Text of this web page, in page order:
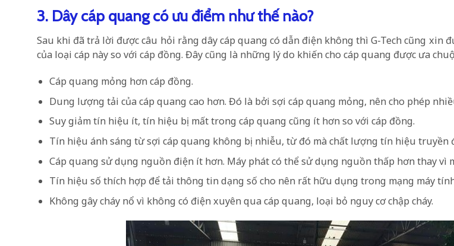
3. Dây cáp quang có ưu điểm như thế nào?
Sau khi đã trả lời được câu hỏi rằng dây cáp quang có dẫn điện không thì G-Tech cũng xin
của loại cáp này so với cáp đồng. Đây cũng là những lý do khiến cho cáp quang được ưa
Cáp quang mỏng hơn cáp đồng.
Dung lượng tải của cáp quang cao hơn. Đó là bởi sợi cáp quang mỏng, nên cho phép
Suy giảm tín hiệu ít, tín hiệu bị mất trong cáp quang cũng ít hơn so với cáp đồng.
Tín hiệu ánh sáng từ sợi cáp quang không bị nhiễu, từ đó mà chất lượng tín hiệu truyền
Cáp quang sử dụng nguồn điện ít hơn. Máy phát có thể sử dụng nguồn thấp hơn thay vì
Tín hiệu số thích hợp để tải thông tin dạng số cho nên rất hữu dụng trong mạng máy
Không gây cháy nổ vì không có điện xuyên qua cáp quang, loại bỏ nguy cơ chập cháy.